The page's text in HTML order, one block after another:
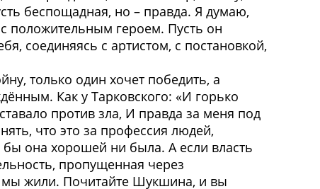
беспощадная, но – правда. Я думаю,
положительным героем. Пусть он
соединяясь с артистом, с постановкой,
только один хочет победить, а
Как у Тарковского: «И горько
против зла, И правда за меня под
что это за профессия людей,
она хорошей ни была. А если власть
пропущенная через
мы жили. Почитайте Шукшина, и вы